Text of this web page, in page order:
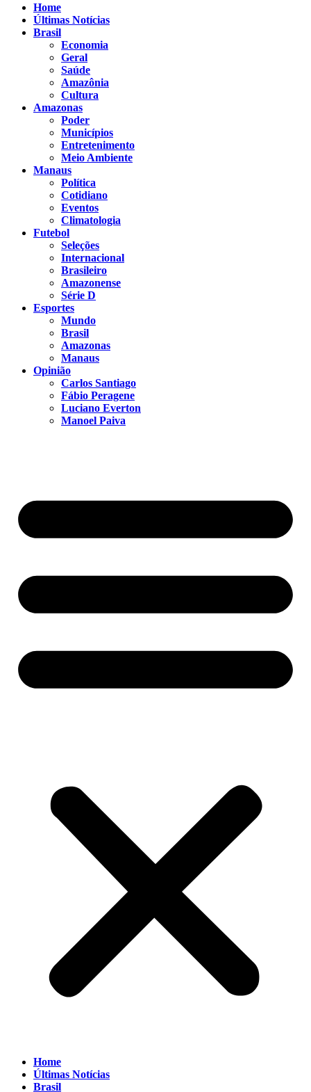
Home
Últimas Notícias
Brasil
Economia
Geral
Saúde
Amazônia
Cultura
Amazonas
Poder
Municípios
Entretenimento
Meio Ambiente
Manaus
Política
Cotidiano
Eventos
Climatologia
Futebol
Seleções
Internacional
Brasileiro
Amazonense
Série D
Esportes
Mundo
Brasil
Amazonas
Manaus
Opinião
Carlos Santiago
Fábio Peragene
Luciano Everton
Manoel Paiva
Home
Últimas Notícias
Brasil